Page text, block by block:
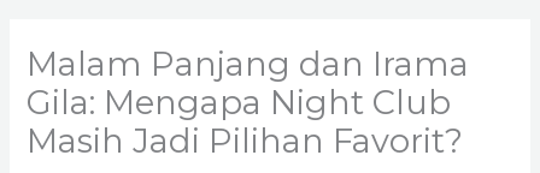
Malam Panjang dan Irama
Gila: Mengapa Night Club
Masih Jadi Pilihan Favorit?